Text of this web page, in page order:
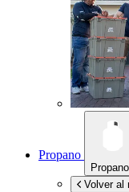
Propano
Propano
Volver al